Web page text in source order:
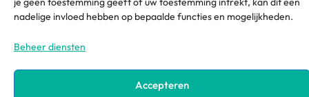
nadelige invloed hebben op bepaalde functies en mogelijkheden.
Beheer diensten
Accepteren